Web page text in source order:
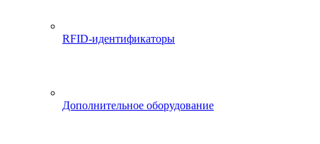
RFID-идентификаторы
Дополнительное оборудование